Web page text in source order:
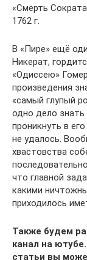
«Смерть
1762 г.
В «Пире» ещё
Никерат,
«Одиссею»
произведения
«самый глупый
одно дело знать
проникнуть в
не удалось.
хвастовства
что главной
какими
приходилось
Также будем
канал на ютубе
статьи вы